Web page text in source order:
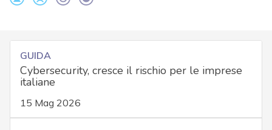
GUIDA
Cybersecurity, cresce il rischio per le imprese
italiane
15 Mag 2026